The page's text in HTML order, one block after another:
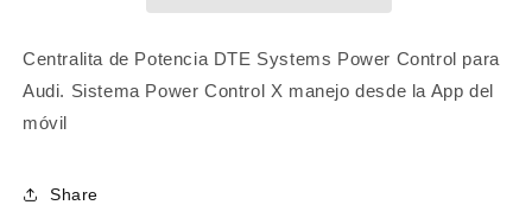
Centralita de Potencia DTE Systems Power Control para
Audi. Sistema Power Control X manejo desde la App del
móvil
Share